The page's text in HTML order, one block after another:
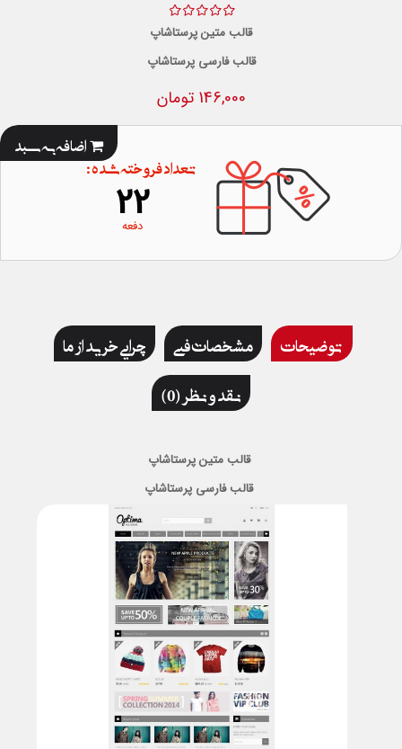
قالب متین پرستاشاپ
قالب فارسی پرستاشاپ
146,000 تومان
اضافه به سبد
تعداد فروخته شده :
22
دفعه
توضیحات مشخصات فنی
چرایی خرید از ما
نقد و نظر (0)
قالب متین پرستاشاپ
قالب فارسی پرستاشاپ